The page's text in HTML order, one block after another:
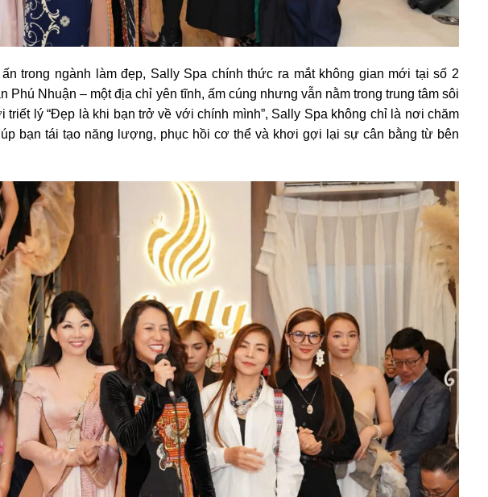
trong ngành làm đẹp, Sally Spa chính thức ra mắt không gian mới tại số 2
Phú Nhuận – một địa chỉ yên tĩnh, ấm cúng nhưng vẫn nằm trong trung tâm sôi
triết lý “Đẹp là khi bạn trở về với chính mình”, Sally Spa không chỉ là nơi chăm
bạn tái tạo năng lượng, phục hồi cơ thể và khơi gợi lại sự cân bằng từ bên